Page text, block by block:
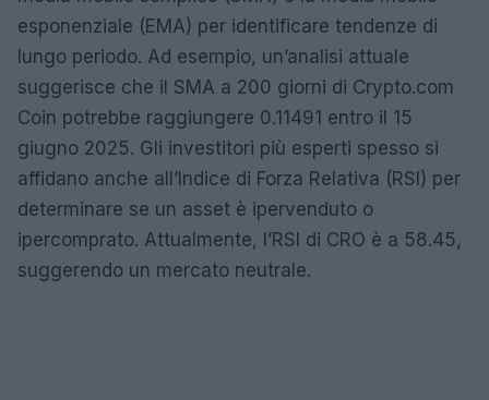
esponenziale (EMA) per identificare tendenze di
lungo periodo. Ad esempio, un’analisi attuale
suggerisce che il SMA a 200 giorni di Crypto.com
Coin potrebbe raggiungere 0.11491 entro il 15
giugno 2025. Gli investitori più esperti spesso si
affidano anche all’Indice di Forza Relativa (RSI) per
determinare se un asset è ipervenduto o
ipercomprato. Attualmente, l’RSI di CRO è a 58.45,
suggerendo un mercato neutrale.